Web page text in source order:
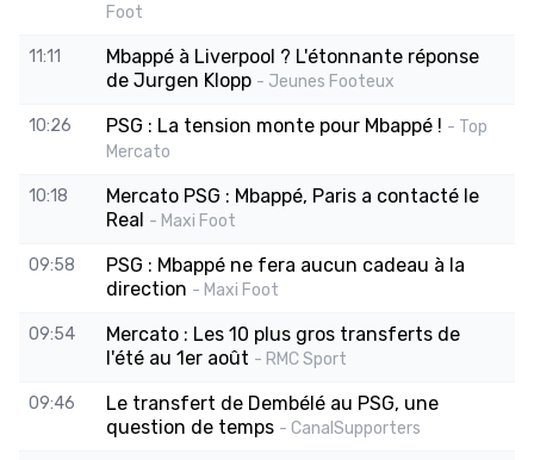
Foot
11:11
Mbappé à Liverpool ? L'étonnante réponse
de Jurgen Klopp - Jeunes Footeux
10:26 PSG : La tension monte pour Mbappé ! - Top
Mercato
10:18
Mercato PSG : Mbappé, Paris a contacté le
Real - Maxi Foot
09:58
PSG : Mbappé ne fera aucun cadeau à la
direction - Maxi Foot
09:54
Mercato : Les 10 plus gros transferts de
l'été au 1er août - RMC Sport
09:46
Le transfert de Dembélé au PSG, une
question de temps - CanalSupporters